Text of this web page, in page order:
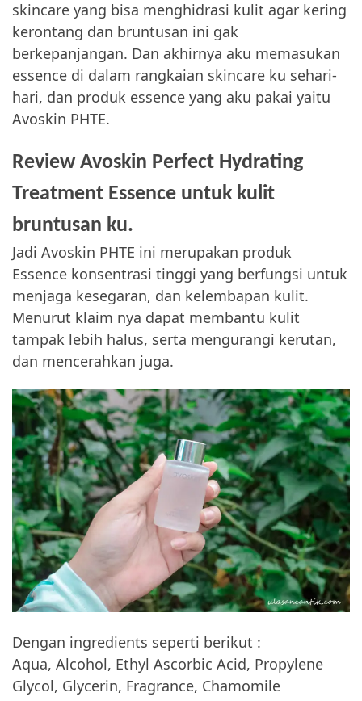
skincare yang bisa menghidrasi kulit agar kering
kerontang dan bruntusan ini gak
berkepanjangan. Dan akhirnya aku memasukan
essence di dalam rangkaian skincare ku sehari-
hari, dan produk essence yang aku pakai yaitu
Avoskin PHTE.
Review Avoskin Perfect Hydrating
Treatment Essence untuk kulit
bruntusan ku.
Jadi Avoskin PHTE ini merupakan produk
Essence konsentrasi tinggi yang berfungsi untuk
menjaga kesegaran, dan kelembapan kulit.
Menurut klaim nya dapat membantu kulit
tampak lebih halus, serta mengurangi kerutan,
dan mencerahkan juga.
Dengan ingredients seperti berikut :
Aqua, Alcohol, Ethyl Ascorbic Acid, Propylene
Glycol, Glycerin, Fragrance, Chamomile